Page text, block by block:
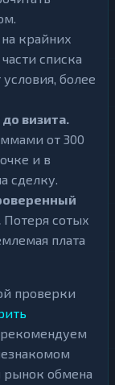
крайних
списка
более
визита.
от 300
и в
сделку.
Потеря сотых
плата
проверки
рынок обмена